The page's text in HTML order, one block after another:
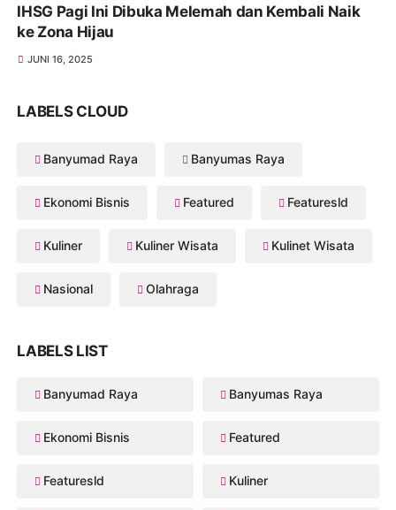
IHSG Pagi Ini Dibuka Melemah dan Kembali Naik
ke Zona Hijau
JUNI 16, 2025
LABELS CLOUD
Banyumad Raya Banyumas Raya
Ekonomi Bisnis Featured Featuresld
Kuliner Kuliner Wisata Kulinet Wisata
Nasional Olahraga
LABELS LIST
Banyumad Raya Banyumas Raya
Ekonomi Bisnis Featured
Featuresld Kuliner